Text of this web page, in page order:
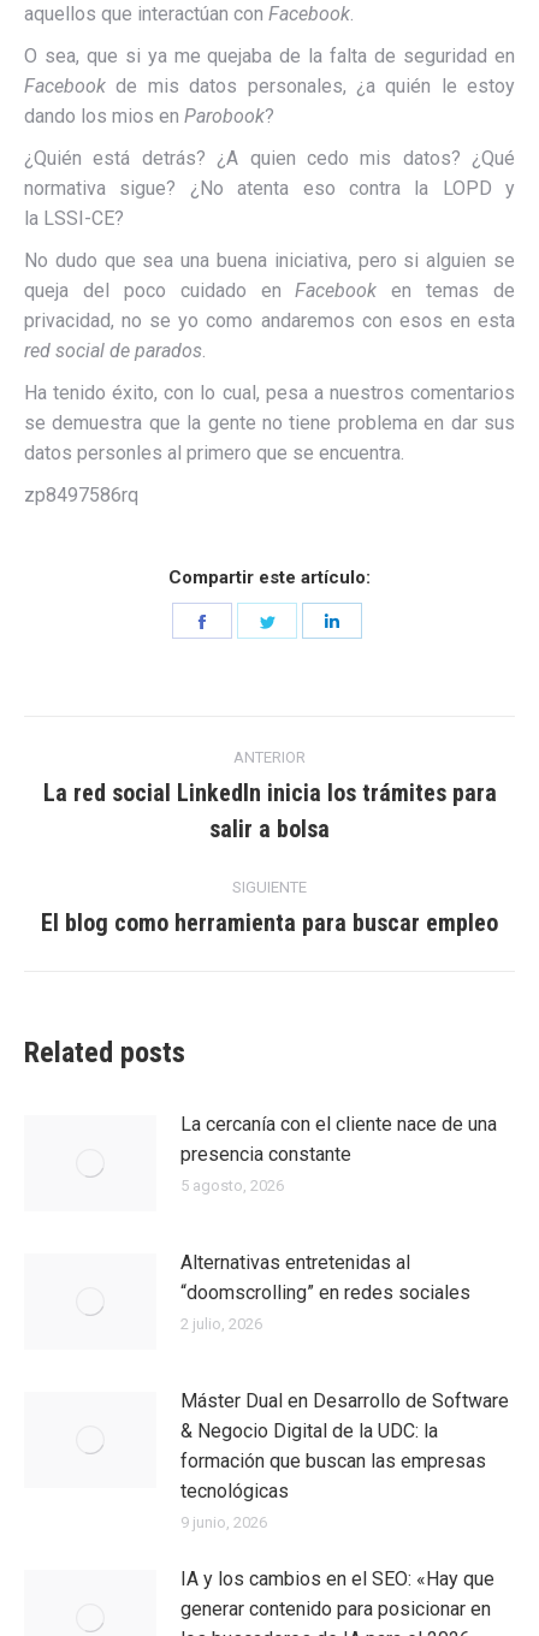
aquellos que interactúan con Facebook.
O sea, que si ya me quejaba de la falta de seguridad en
Facebookde mis datos personales, ¿a quién le estoy
dando los mios en Parobook?
¿Quién está detrás? ¿A quien cedo mis datos? ¿Qué
normativa sigue? ¿No atenta eso contra la LOPD y
la LSSI-CE?
No dudo que sea una buena iniciativa, pero si alguien se
queja del poco cuidado enFacebook en temas de
privacidad, no se yo como andaremos con esos en esta
red social de parados.
Ha tenido éxito, con lo cual, pesa a nuestros comentarios
se demuestra que la gente no tiene problema en dar sus
datos personles al primero que se encuentra.
zp8497586rq
Compartir este artículo:
Share
entre
ANTERIOR
anterior:
La red social LinkedIn inicia los trámites para
salir a bolsa
SIGUIENTE
Entrada
El blog como herramienta para buscar empleo
Related posts
La cercanía con el cliente nace de una
presencia constante
5 agosto, 2026
Alternativas entretenidas al
“doomscrolling” en redes sociales
2 julio, 2026
Máster Dual en Desarrollo de Software
& Negocio Digital de la UDC: la
formación que buscan las empresas
tecnológicas
9 junio, 2026
IA y los cambios en el SEO: «Hay que
generar contenido para posicionar en